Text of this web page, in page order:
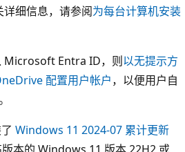
细信息，请参阅为每台计算机安装
Microsoft Entra ID，则以无提示方
配置用户帐户，以便用户自
Windows 11 2024-07 累计更新
本的 Windows 11 版本 22H2 或